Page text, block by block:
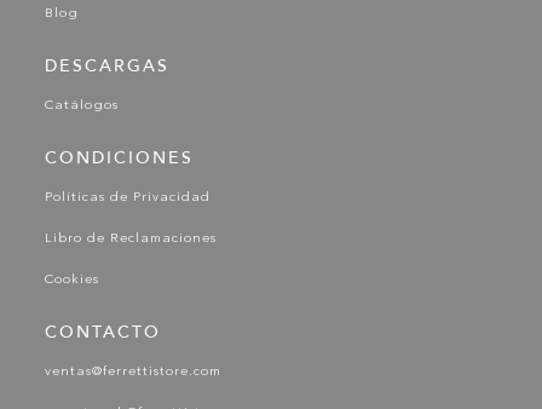
Blog
DESCARGAS
Catálogos
CONDICIONES
Políticas de Privacidad
Libro de Reclamaciones
Cookies
CONTACTO
ventas@ferrettistore.com